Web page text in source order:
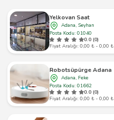
Yelkovan Saat
Adana, Seyhan
Posta Kodu: 01040
0.0 (0)
Fiyat Aralığı: 0,00 ₺ - 0,00 ₺
Robotsüpürge Adana
Adana, Feke
Posta Kodu: 01662
0.0 (0)
Fiyat Aralığı: 0,00 ₺ - 0,00 ₺